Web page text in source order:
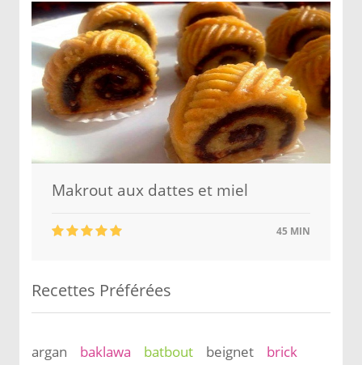
Makrout aux dattes et miel
45 MIN
Recettes Préférées
argan baklawa batbout beignet brick